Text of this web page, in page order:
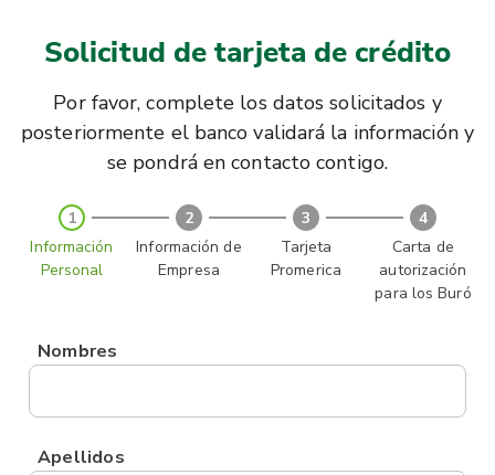
Solicitud de tarjeta de crédito
Por favor, complete los datos solicitados y
posteriormente el banco validará la información y
se pondrá en contacto contigo.
1
Información
Personal
2
Información de
Empresa
3
Tarjeta
Promerica
4
Carta de
autorización
para los Buró
Nombres
Apellidos